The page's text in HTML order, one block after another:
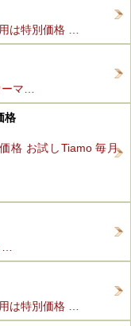
は特別価格 …
マ…
格
格 お試しTiamo 毎月
は特別価格 …